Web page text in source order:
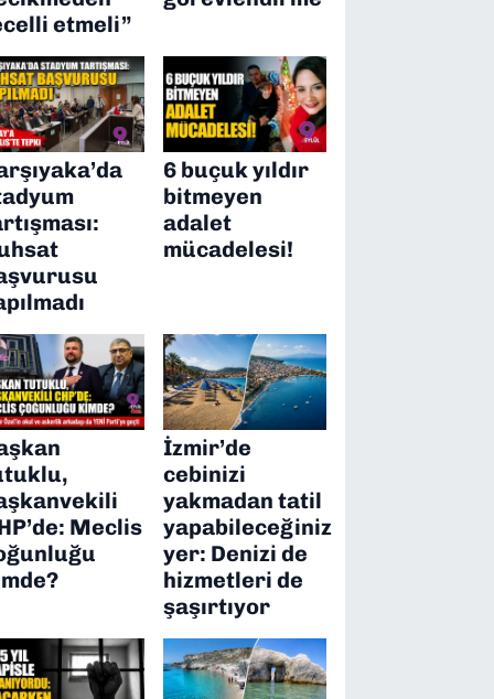
etmeli”
6 buçuk yıldır
bitmeyen
adalet
mücadelesi!
Meclis
İzmir’de
cebinizi
yakmadan tatil
yapabileceğiniz
yer: Denizi de
hizmetleri de
şaşırtıyor